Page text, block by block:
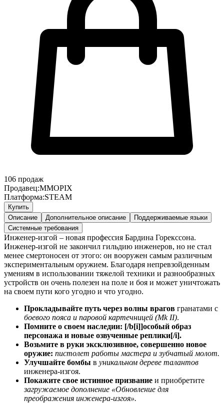
106 продаж
Продавец:MMOPIX
Платформа:STEAM
Купить
Описание
Дополнительное описание
Поддерживаемые языки
Системные требования
Инженер-изгой – новая профессия Бардина Горекссона.
Инженер-изгой не закончил гильдию инженеров, но не стал
менее смертоносен от этого: он вооружен самым различным
экспериментальным оружием. Благодаря непревзойденным
умениям в использовании тяжелой техники и разнообразных
устройств он очень полезен на поле и боя и может уничтожать
на своем пути кого угодно и что угодно.
Прокладывайте путь через волны врагов гранатами с
боевого пояса и паровой картечницей (Mk II).
Помните о своем наследии: [/b[i]]особый образ
персонажа и новые озвученные реплики[/i].
Возьмите в руки эксклюзивное, совершенно новое
оружие: пистолет работы мастера и зубчатый молот.
Улучшайте бомбы в уникальном дереве талантов
инженера-изгоя.
Покажите свое истинное призвание и приобретите
загружаемое дополнение «Обновление для
преображения инженера-изгоя».